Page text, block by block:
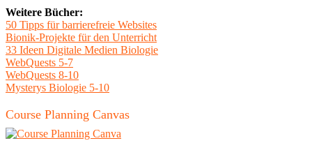
Weitere Bücher:
50 Tipps für barrierefreie Websites
Bionik-Projekte für den Unterricht
33 Ideen Digitale Medien Biologie
WebQuests 5-7
WebQuests 8-10
Mysterys Biologie 5-10
Course Planning Canvas